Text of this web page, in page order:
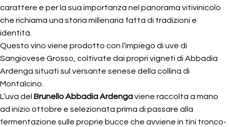
carattere e per la sua importanza nel panorama vitivinicolo
che richiama una storia millenaria fatta di tradizioni e
identità.
Questo vino viene prodotto con l’impiego di uve di
Sangiovese Grosso, coltivate dai propri vigneti di Abbadia
Ardenga situati sul versante senese della collina di
Montalcino.
L’uva del Brunello Abbadia Ardengaviene raccolta a mano
ad inizio ottobre e selezionata prima di passare alla
fermentazione sulle proprie bucce che avviene in tini tronco-